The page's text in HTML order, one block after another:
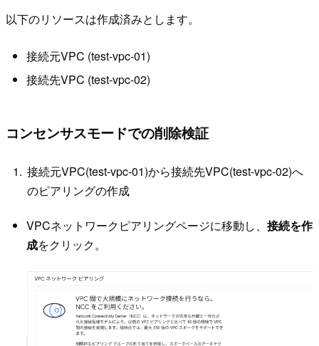
以下のリソースは作成済みとします。
接続元VPC (test-vpc-01)
接続先VPC (test-vpc-02)
コンセンサスモードでの削除検証
接続元VPC(test-vpc-01)から接続先VPC(test-vpc-02)へ
のピアリングの作成
VPCネットワークピアリングページに移動し、 接続を作
成をクリック。